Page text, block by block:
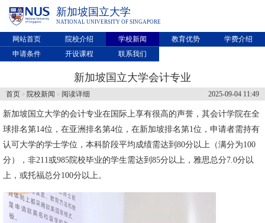
新加坡国立大学
NATIONAL UNIVERSITY OF SINGAPORE
网站首页 院校介绍 学校新闻 教育优势
学费介绍
申请条件
开设课程 联系我们
新加坡国立大学会计专业
2025-09-04 11:49
首页 > 院校新闻 > 阅读详细
新加坡国立大学的会计专业在国际上享有很高的声誉，其会计学院在全
球排名第14位，在亚洲排名第4位，在新加坡排名第1位，申请者需持有
认可大学的学士学位，本科阶段平均成绩需达到80分以上（满分为100
分），非211或985院校毕业的学生需达到85分以上，雅思总分7.0分以
上，或托福总分100分以上。